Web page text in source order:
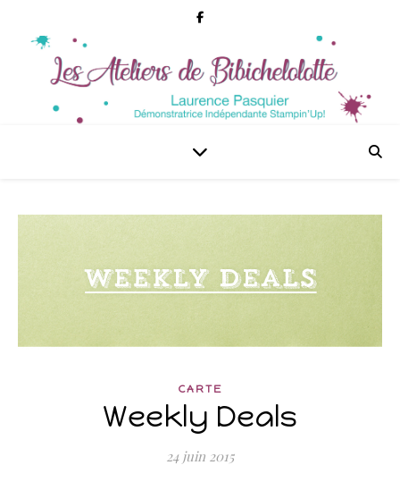
CARTE
Weekly Deals
24 juin 2015